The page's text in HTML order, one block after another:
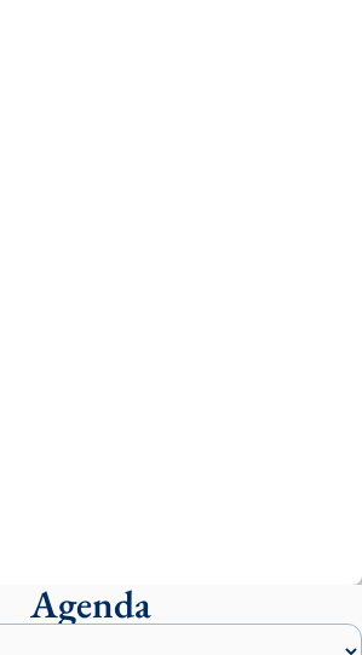
27 de juliol la missa de Les
Agenda